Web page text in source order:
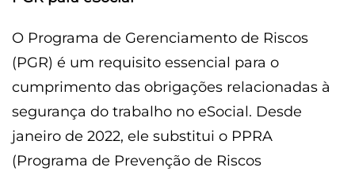
O Programa de Gerenciamento de Riscos
(PGR) é um requisito essencial para o
cumprimento das obrigações relacionadas à
segurança do trabalho no eSocial. Desde
janeiro de 2022, ele substitui o PPRA
(Programa de Prevenção de Riscos